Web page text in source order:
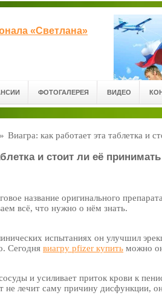
«Светлана»
ФОТОГАЛЕРЕЯ ВИДЕО
» Виагра: как работает эта таблетка и
и стоит ли её принимать
название оригинального
всё, что нужно о нём знать.
испытаниях он улучшил
Сегодня виагру pfizer купить можно
и усиливает приток крови к
не лечит саму причину дисфункции,